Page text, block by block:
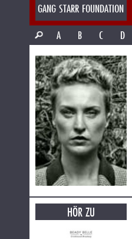
GANG STARR FOUNDATION
A
B C D
HÖR ZU